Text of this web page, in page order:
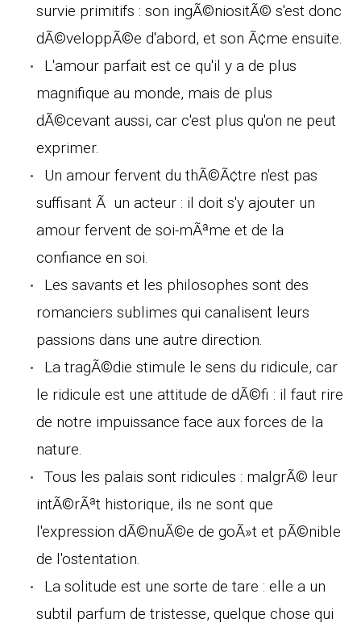
survie primitifs : son ingÃ©niositÃ© s'est donc
dÃ©veloppÃ©e d'abord, et son Ã¢me ensuite.
L'amour parfait est ce qu'il y a de plus
magnifique au monde, mais de plus
dÃ©cevant aussi, car c'est plus qu'on ne peut
exprimer.
Un amour fervent du thÃ©Ã¢tre n'est pas
suffisant Ã un acteur : il doit s'y ajouter un
amour fervent de soi-mÃªme et de la
confiance en soi.
Les savants et les philosophes sont des
romanciers sublimes qui canalisent leurs
passions dans une autre direction.
La tragÃ©die stimule le sens du ridicule, car
le ridicule est une attitude de dÃ©fi : il faut rire
de notre impuissance face aux forces de la
nature.
Tous les palais sont ridicules : malgrÃ© leur
intÃ©rÃªt historique, ils ne sont que
l'expression dÃ©nuÃ©e de goÃ»t et pÃ©nible
de l'ostentation.
La solitude est une sorte de tare : elle a un
subtil parfum de tristesse, quelque chose qui